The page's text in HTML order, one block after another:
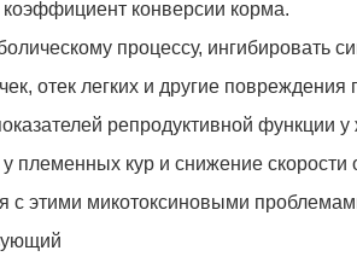
конверсии корма.
процессу,
отек легких и другие
репродуктивной функции
племенных кур и снижение скорости
с этими микотоксиновыми